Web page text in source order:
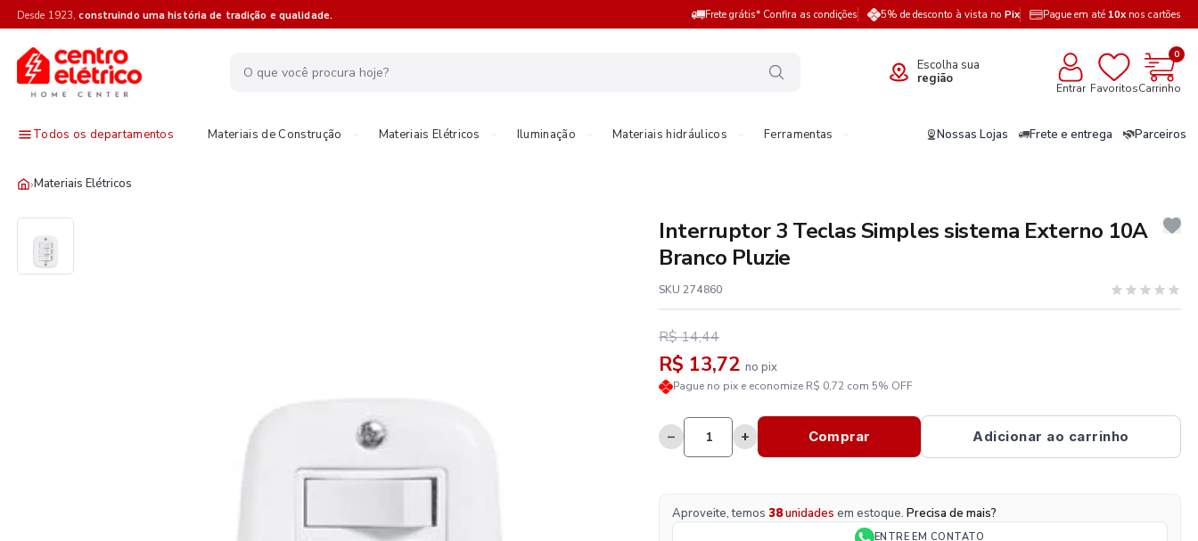
Desde 1923,construindo uma história de tradição e qualidade. Frete grátis* Confira as condições 5% de desconto à vista no Pix Pague em até 10x nos cartões
Escolha sua
região
Entrar Favoritos
0
Carrinho
Todos os departamentos Materiais de Construção Materiais Elétricos Iluminação Materiais hidráulicos Ferramentas Nossas Lojas Frete e entrega Parceiros
›Materiais Elétricos
Interruptor 3 Teclas Simples sistema Externo 10A
Branco Pluzie
SKU 274860
R$ 14,44
R$ 13,72 no pix
Pague no pix e economize R$ 0,72 com 5% OFF
− + Comprar Adicionar ao carrinho
Aproveite, temos 38unidades em estoque. Precisa de mais?
ENTRE EM CONTATO